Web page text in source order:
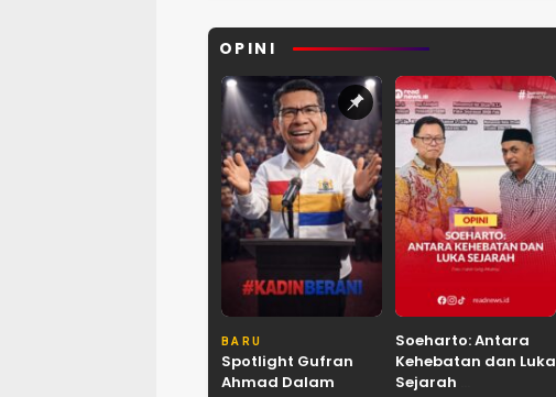
OPINI
BARU
Spotlight Gufran
Ahmad Dalam
Soeharto: Antara
Kehebatan dan Luka
Sejarah